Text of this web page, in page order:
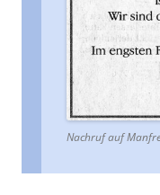
Nachruf auf